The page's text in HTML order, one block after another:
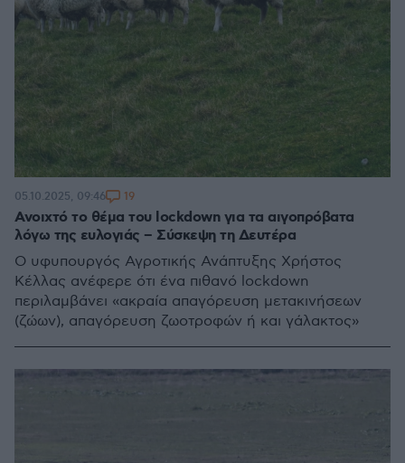
Ανοιχτό το θέμα του lockdown για τα αιγοπρόβατα
λόγω της ευλογιάς – Σύσκεψη τη Δευτέρα
Ο υφυπουργός Αγροτικής Ανάπτυξης Χρήστος
Κέλλας ανέφερε ότι ένα πιθανό lockdown
περιλαμβάνει «ακραία απαγόρευση μετακινήσεων
(ζώων), απαγόρευση ζωοτροφών ή και γάλακτος»
05.10.2025, 09:46 19